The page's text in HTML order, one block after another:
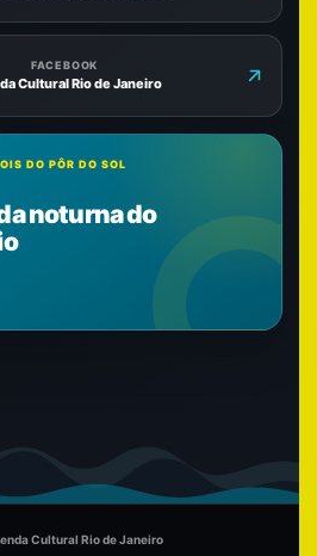
FACEBOOK
Cultural Rio de Janeiro
DO PÔR DO SOL
noturna do
Cultural Rio de Janeiro